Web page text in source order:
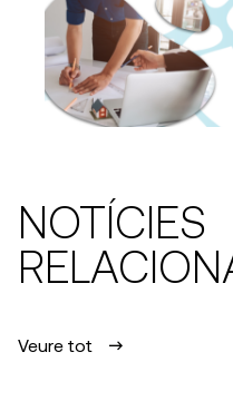
NOTÍCIES
Veure tot